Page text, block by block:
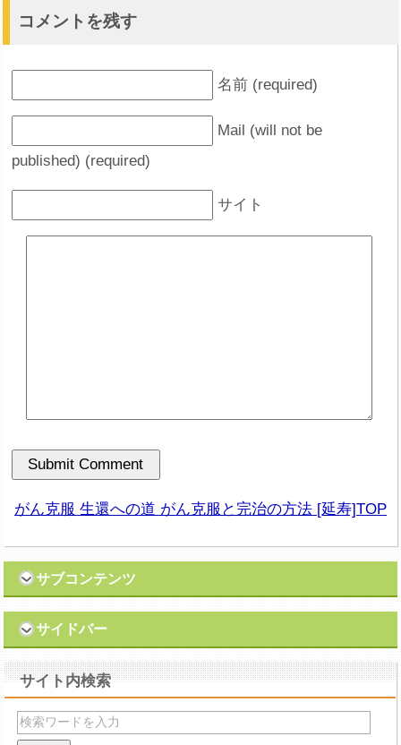
コメントを残す
名前 (required)
Mail (will not be
published) (required)
サイト
がん克服 生還への道 がん克服と完治の方法 [延寿]TOP
サブコンテンツ
サイドバー
サイト内検索